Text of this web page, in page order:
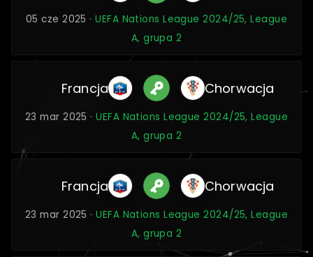
05 cze 2025 ·UEFA Nations League 2024/25, League
A, grupa 2
Francja Chorwacja
23 mar 2025 ·UEFA Nations League 2024/25, League
A, grupa 2
Francja Chorwacja
23 mar 2025 ·UEFA Nations League 2024/25, League
A, grupa 2